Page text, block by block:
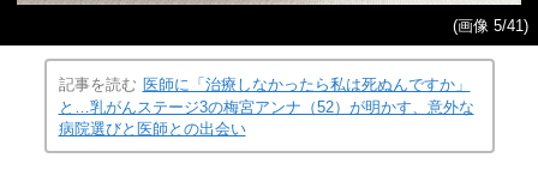
(画像 5/41)
記事を読む 医師に「治療しなかったら私は死ぬんですか」
と…乳がんステージ3の梅宮アンナ（52）が明かす、意外な
病院選びと医師との出会い